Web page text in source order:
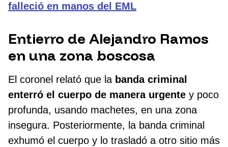
falleció en manos del EML
Entierro de Alejandro Ramos
en una zona boscosa
El coronel relató que la banda criminal
enterró el cuerpo de manera urgente y poco
profunda, usando machetes, en una zona
insegura. Posteriormente, la banda criminal
exhumó el cuerpo y lo trasladó a otro sitio más